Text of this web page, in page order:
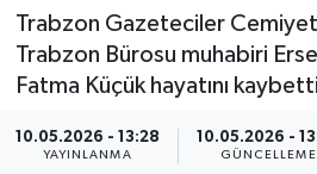
Trabzon Gazeteciler
Trabzon Bürosu muhabiri
Fatma Küçük hayatını
10.05.2026 - 13:28
YAYINLANMA
10.05.2026 -
GÜNCELLEME
Teknoloji
Sağlık
Tüm Manşetler
Son Dakika Haberleri
Haber Arşivi